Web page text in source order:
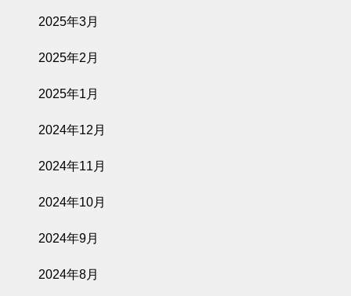
2025年3月
2025年2月
2025年1月
2024年12月
2024年11月
2024年10月
2024年9月
2024年8月